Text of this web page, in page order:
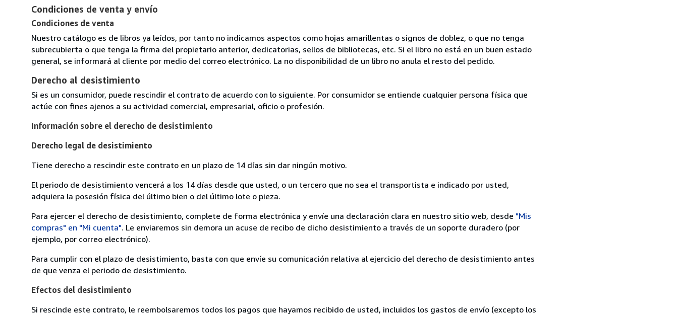
Condiciones de venta y envío
Condiciones de venta
Nuestro catálogo es de libros ya leídos, por tanto no indicamos aspectos como hojas amarillentas o signos de doblez, o que no tenga
subrecubierta o que tenga la firma del propietario anterior, dedicatorias, sellos de bibliotecas, etc. Si el libro no está en un buen estado
general, se informará al cliente por medio del correo electrónico. La no disponibilidad de un libro no anula el resto del pedido.
Derecho al desistimiento
Si es un consumidor, puede rescindir el contrato de acuerdo con lo siguiente. Por consumidor se entiende cualquier persona física que
actúe con fines ajenos a su actividad comercial, empresarial, oficio o profesión.
Información sobre el derecho de desistimiento
Derecho legal de desistimiento
Tiene derecho a rescindir este contrato en un plazo de 14 días sin dar ningún motivo.
El periodo de desistimiento vencerá a los 14 días desde que usted, o un tercero que no sea el transportista e indicado por usted,
adquiera la posesión física del último bien o del último lote o pieza.
Para ejercer el derecho de desistimiento, complete de forma electrónica y envíe una declaración clara en nuestro sitio web, desde "Mis
compras" en "Mi cuenta". Le enviaremos sin demora un acuse de recibo de dicho desistimiento a través de un soporte duradero (por
ejemplo, por correo electrónico).
Para cumplir con el plazo de desistimiento, basta con que envíe su comunicación relativa al ejercicio del derecho de desistimiento antes
de que venza el periodo de desistimiento.
Efectos del desistimiento
Si rescinde este contrato, le reembolsaremos todos los pagos que hayamos recibido de usted, incluidos los gastos de envío (excepto los